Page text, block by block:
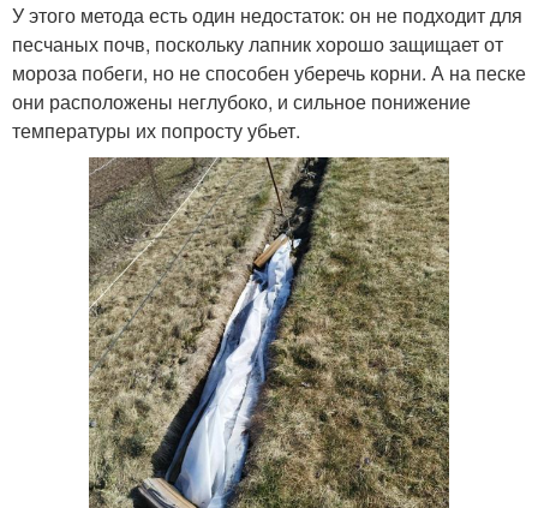
У этого метода есть один недостаток: он не подходит для
песчаных почв, поскольку лапник хорошо защищает от
мороза побеги, но не способен уберечь корни. А на песке
они расположены неглубоко, и сильное понижение
температуры их попросту убьет.